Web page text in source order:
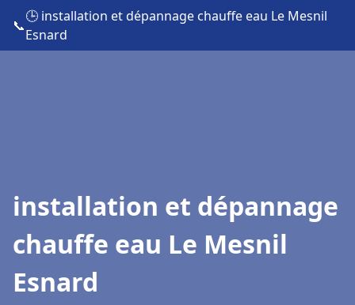
📞
🕒 installation et dépannage chauffe eau Le Mesnil
Esnard
installation et dépannage
chauffe eau Le Mesnil
Esnard